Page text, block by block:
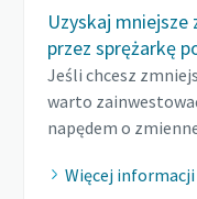
Uzyskaj mniejsze
przez sprężarkę
Jeśli chcesz
warto
napędem o
Więcej informacji